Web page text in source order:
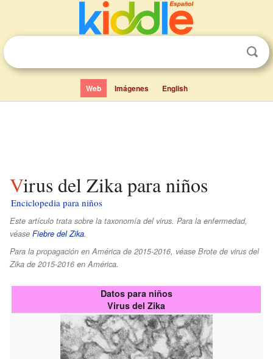
Web Imágenes English
Virus del Zika para niños
Enciclopedia para niños
Este artículo trata sobre la taxonomía del virus. Para la enfermedad,
véase Fiebre del Zika.
Para la propagación en América de 2015-2016, véase Brote de virus del
Zika de 2015-2016 en América.
Datos para niños
Virus del Zika